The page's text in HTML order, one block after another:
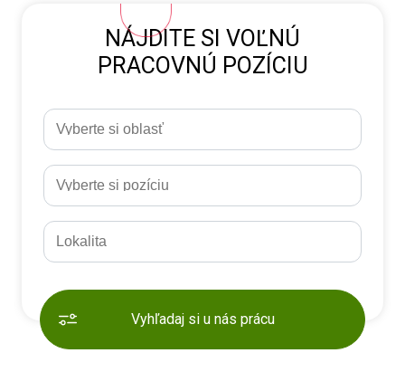
NÁJDITE SI VOĽNÚ
PRACOVNÚ POZÍCIU
Vyhľadaj si u nás prácu